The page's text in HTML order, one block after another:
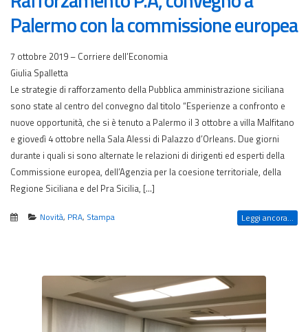
Palermo con la commissione europea
7 ottobre 2019 – Corriere dell’Economia
Giulia Spalletta
Le strategie di rafforzamento della Pubblica amministrazione siciliana
sono state al centro del convegno dal titolo “Esperienze a confronto e
nuove opportunità, che si è tenuto a Palermo il 3 ottobre a villa Malfitano
e giovedì 4 ottobre nella Sala Alessi di Palazzo d’Orleans. Due giorni
durante i quali si sono alternate le relazioni di dirigenti ed esperti della
Commissione europea, dell’Agenzia per la coesione territoriale, della
Regione Siciliana e del Pra Sicilia, […]
Novità, PRA, Stampa Leggi ancora...